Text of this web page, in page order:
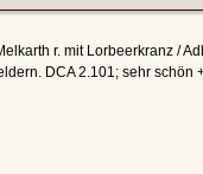
r. mit Lorbeerkranz /
DCA 2.101; sehr schön